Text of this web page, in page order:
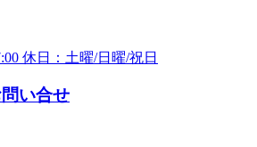
休日：土曜/日曜/祝日
い合せ